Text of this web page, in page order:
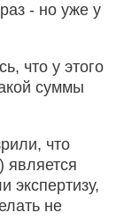
- но уже у
что у этого
суммы
что
является
экспертизу,
не